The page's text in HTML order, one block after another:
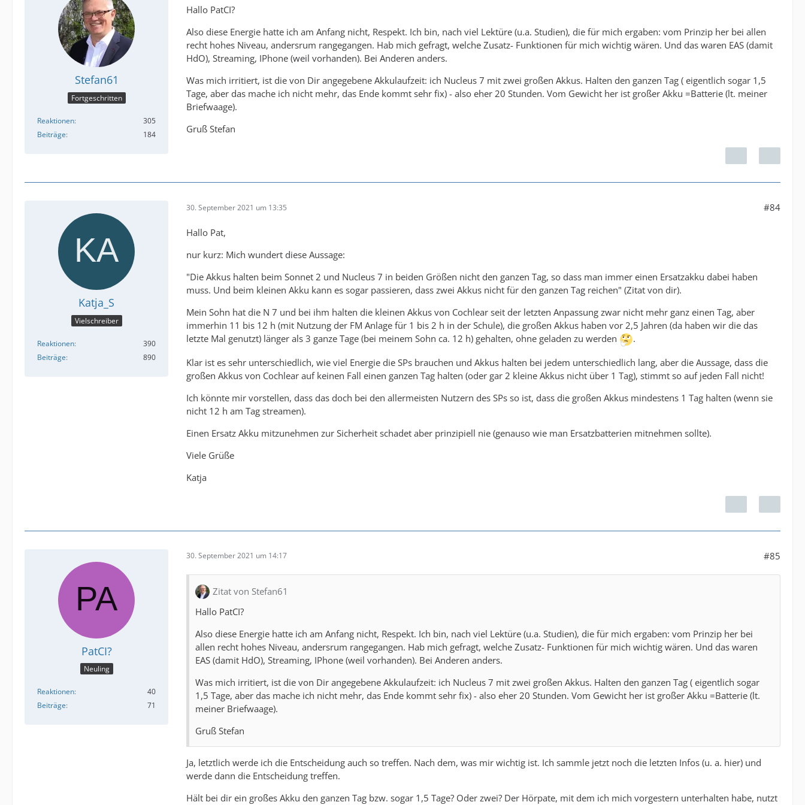
Stefan61
Fortgeschritten
Reaktionen
305
Beiträge
184
Hallo PatCI?
Also diese Energie hatte ich am Anfang nicht, Respekt. Ich bin, nach viel Lektüre (u.a. Studien), die für mich ergaben: vom Prinzip her bei allen
recht hohes Niveau, andersrum rangegangen. Hab mich gefragt, welche Zusatz- Funktionen für mich wichtig wären. Und das waren EAS (damit
HdO), Streaming, IPhone (weil vorhanden). Bei Anderen anders.
Was mich irritiert, ist die von Dir angegebene Akkulaufzeit: ich Nucleus 7 mit zwei großen Akkus. Halten den ganzen Tag ( eigentlich sogar 1,5
Tage, aber das mache ich nicht mehr, das Ende kommt sehr fix) - also eher 20 Stunden. Vom Gewicht her ist großer Akku =Batterie (lt. meiner
Briefwaage).
Gruß Stefan
Katja_S
Vielschreiber
Reaktionen
390
Beiträge
890
30. September 2021 um 13:35 #84
Hallo Pat,
nur kurz: Mich wundert diese Aussage:
"Die Akkus halten beim Sonnet 2 und Nucleus 7 in beiden Größen nicht den ganzen Tag, so dass man immer einen Ersatzakku dabei haben
muss. Und beim kleinen Akku kann es sogar passieren, dass zwei Akkus nicht für den ganzen Tag reichen" (Zitat von dir).
Mein Sohn hat die N 7 und bei ihm halten die kleinen Akkus von Cochlear seit der letzten Anpassung zwar nicht mehr ganz einen Tag, aber
immerhin 11 bis 12 h (mit Nutzung der FM Anlage für 1 bis 2 h in der Schule), die großen Akkus haben vor 2,5 Jahren (da haben wir die das
letzte Mal genutzt) länger als 3 ganze Tage (bei meinem Sohn ca. 12 h) gehalten, ohne geladen zu werden
.
Klar ist es sehr unterschiedlich, wie viel Energie die SPs brauchen und Akkus halten bei jedem unterschiedlich lang, aber die Aussage, dass die
großen Akkus von Cochlear auf keinen Fall einen ganzen Tag halten (oder gar 2 kleine Akkus nicht über 1 Tag), stimmt so auf jeden Fall nicht!
Ich könnte mir vorstellen, dass das doch bei den allermeisten Nutzern des SPs so ist, dass die großen Akkus mindestens 1 Tag halten (wenn sie
nicht 12 h am Tag streamen).
Einen Ersatz Akku mitzunehmen zur Sicherheit schadet aber prinzipiell nie (genauso wie man Ersatzbatterien mitnehmen sollte).
Viele Grüße
Katja
PatCI?
Neuling
Reaktionen
40
Beiträge
71
30. September 2021 um 14:17 #85
Zitat von Stefan61
Hallo PatCI?
Also diese Energie hatte ich am Anfang nicht, Respekt. Ich bin, nach viel Lektüre (u.a. Studien), die für mich ergaben: vom Prinzip her bei
allen recht hohes Niveau, andersrum rangegangen. Hab mich gefragt, welche Zusatz- Funktionen für mich wichtig wären. Und das waren
EAS (damit HdO), Streaming, IPhone (weil vorhanden). Bei Anderen anders.
Was mich irritiert, ist die von Dir angegebene Akkulaufzeit: ich Nucleus 7 mit zwei großen Akkus. Halten den ganzen Tag ( eigentlich sogar
1,5 Tage, aber das mache ich nicht mehr, das Ende kommt sehr fix) - also eher 20 Stunden. Vom Gewicht her ist großer Akku =Batterie (lt.
meiner Briefwaage).
Gruß Stefan
Ja, letztlich werde ich die Entscheidung auch so treffen. Nach dem, was mir wichtig ist. Ich sammle jetzt noch die letzten Infos (u. a. hier) und
werde dann die Entscheidung treffen.
Hält bei dir ein großes Akku den ganzen Tag bzw. sogar 1,5 Tage? Oder zwei? Der Hörpate, mit dem ich mich vorgestern unterhalten habe, nutzt